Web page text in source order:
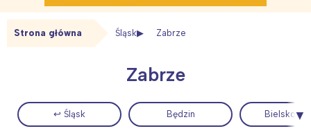
Strona główna Śląsk Zabrze
Zabrze
↩ Śląsk Będzin Bielsko